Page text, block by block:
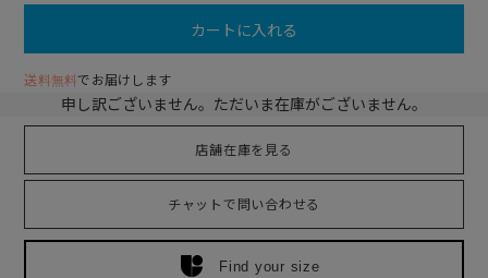
カートに入れる
送料無料でお届けします
申し訳ございません。ただいま在庫がございません。
店舗在庫を見る
チャットで問い合わせる
Find your size